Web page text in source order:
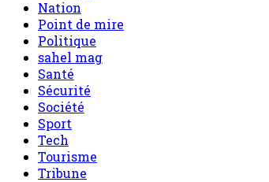
Nation
Point de mire
Politique
sahel mag
Santé
Sécurité
Société
Sport
Tech
Tourisme
Tribune